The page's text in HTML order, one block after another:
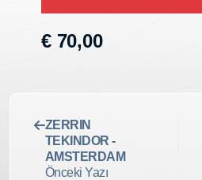
€ 70,00
ZERRIN
TEKINDOR -
AMSTERDAM
Önceki Yazı